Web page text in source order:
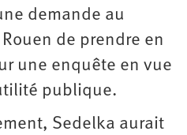
demande au
de prendre en
une enquête en vue
publique.
Sedelka aurait